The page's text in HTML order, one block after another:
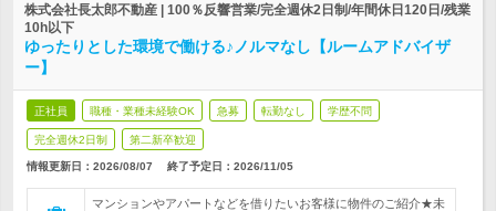
株式会社長太郎不動産 | 100％反響営業/完全週休2日制/年間休日120日/残業
10h以下
ゆったりとした環境で働ける♪ノルマなし【ルームアドバイザ
ー】
正社員 職種・業種未経験OK 急募 転勤なし 学歴不問
完全週休2日制 第二新卒歓迎
情報更新日：2026/08/07 終了予定日： 2026/11/05
マンションやアパートなどを借りたいお客様に物件のご紹介★未